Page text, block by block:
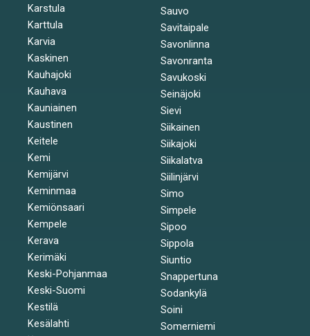
Karstula
Karttula
Karvia
Kaskinen
Kauhajoki
Kauhava
Kauniainen
Kaustinen
Keitele
Kemi
Kemijärvi
Keminmaa
Kemiönsaari
Kempele
Kerava
Kerimäki
Keski-Pohjanmaa
Keski-Suomi
Kestilä
Kesälahti
Sauvo
Savitaipale
Savonlinna
Savonranta
Savukoski
Seinäjoki
Sievi
Siikainen
Siikajoki
Siikalatva
Siilinjärvi
Simo
Simpele
Sipoo
Sippola
Siuntio
Snappertuna
Sodankylä
Soini
Somerniemi